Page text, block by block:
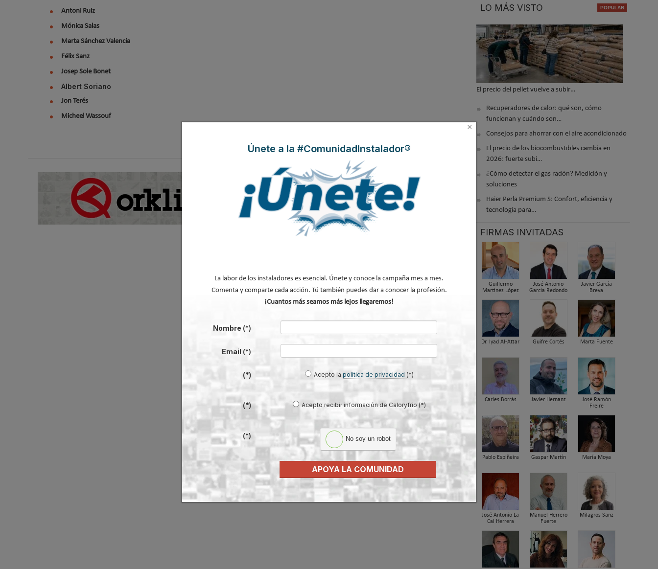
Antoni Ruiz
Mónica Salas
Marta Sánchez Valencia
Félix Sanz
Josep Sole Bonet
Albert Soriano
Jon Terés
Micheel Wassouf
LO MÁS VISTO
El precio del pellet vuelve a subir…
Recuperadores de calor: qué son, cómo
funcionan y cuándo son…
Consejos para ahorrar con el aire acondicionado
El precio de los biocombustibles cambia en
2026: fuerte subi…
¿Cómo detectar el gas radón? Medición y
soluciones
Haier Perla Premium S: Confort, eficiencia y
tecnología para…
FIRMAS INVITADAS
Guillermo
Martínez López
José Antonio
García Redondo
Javier García
Breva
Dr. Iyad Al-Attar Guifre Cortés Marta Fuente
Carles Borrás Javier Hernanz
José Ramón
Freire
Pablo Espiñeira Gaspar Martín María Moya
José Antonio La
Cal Herrera
Manuel Herrero
Fuerte
Milagros Sanz
×
Únete a la #ComunidadInstalador®
La labor de los instaladores es esencial. Únete y conoce la campaña mes a mes.
Comenta y comparte cada acción. Tú también puedes dar a conocer la profesión.
¡Cuantos más seamos más lejos llegaremos!
Nombre (*)
Email (*)
(*) Acepto lapolítica de privacidad (*)
(*) Acepto recibir información de Caloryfrio (*)
(*) No soy un robot
APOYA LA COMUNIDAD